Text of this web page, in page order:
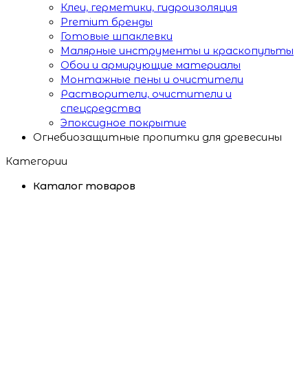
Клеи, герметики, гидроизоляция
Premium бренды
Готовые шпаклевки
Малярные инструменты и краскопульты
Обои и армирующие материалы
Монтажные пены и очистители
Растворители, очистители и
спецсредства
Эпоксидное покрытие
Огнебиозащитные пропитки для древесины
Категории
Каталог товаров